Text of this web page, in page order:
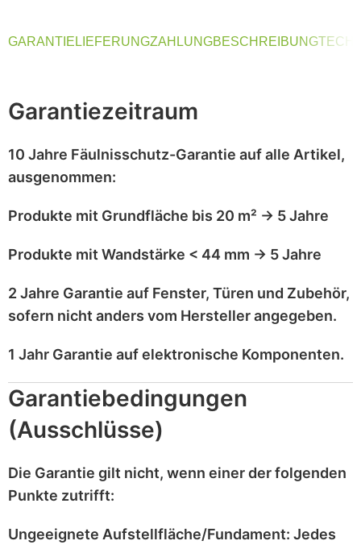
GARANTIELIEFERUNGZAHLUNGBESCHREIBUNG
Garantiezeitraum
10 Jahre Fäulnisschutz-Garantie auf alle Artikel,
ausgenommen:
Produkte mit Grundfläche bis 20 m² → 5 Jahre
Produkte mit Wandstärke < 44 mm → 5 Jahre
2 Jahre Garantie auf Fenster, Türen und Zubehör,
sofern nicht anders vom Hersteller angegeben.
1 Jahr Garantie aufelektronische Komponenten.
Garantiebedingungen
(Ausschlüsse)
Die Garantie gilt nicht, wenn einer der folgenden
Punkte zutrifft:
Ungeeignete Aufstellfläche/Fundament: Jedes